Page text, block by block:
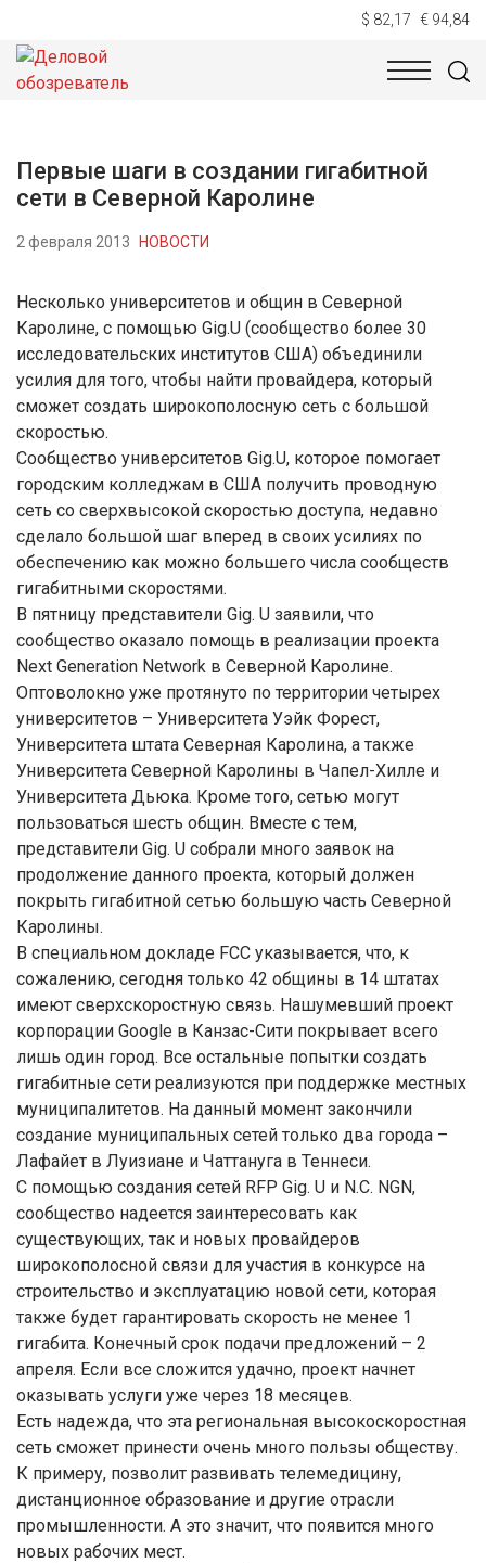
$ 82,17 € 94,84
НОВОСТИ
Первые шаги в создании гигабитной
сети в Северной Каролине
2 февраля 2013 НОВОСТИ
Несколько университетов и общин в Северной
Каролине, с помощью Gig.U (сообщество более 30
исследовательских институтов США) объединили
усилия для того, чтобы найти провайдера, который
сможет создать широкополосную сеть с большой
скоростью.
Сообщество университетов Gig.U, которое помогает
городским колледжам в США получить проводную
сеть со сверхвысокой скоростью доступа, недавно
сделало большой шаг вперед в своих усилиях по
обеспечению как можно большего числа сообществ
гигабитными скоростями.
В пятницу представители Gig. U заявили, что
сообщество оказало помощь в реализации проекта
Next Generation Network в Северной Каролине.
Оптоволокно уже протянуто по территории четырех
университетов – Университета Уэйк Форест,
Университета штата Северная Каролина, а также
Университета Северной Каролины в Чапел-Хилле и
Университета Дьюка. Кроме того, сетью могут
пользоваться шесть общин. Вместе с тем,
представители Gig. U собрали много заявок на
продолжение данного проекта, который должен
покрыть гигабитной сетью большую часть Северной
Каролины.
В специальном докладе FCC указывается, что, к
сожалению, сегодня только 42 общины в 14 штатах
имеют сверхскоростную связь. Нашумевший проект
корпорации Google в Канзас-Сити покрывает всего
лишь один город. Все остальные попытки создать
гигабитные сети реализуются при поддержке местных
муниципалитетов. На данный момент закончили
создание муниципальных сетей только два города –
Лафайет в Луизиане и Чаттануга в Теннеси.
С помощью создания сетей RFP Gig. U и N.C. NGN,
сообщество надеется заинтересовать как
существующих, так и новых провайдеров
широкополосной связи для участия в конкурсе на
строительство и эксплуатацию новой сети, которая
также будет гарантировать скорость не менее 1
гигабита. Конечный срок подачи предложений – 2
апреля. Если все сложится удачно, проект начнет
оказывать услуги уже через 18 месяцев.
Есть надежда, что эта региональная высокоскоростная
сеть сможет принести очень много пользы обществу.
К примеру, позволит развивать телемедицину,
дистанционное образование и другие отрасли
промышленности. А это значит, что появится много
новых рабочих мест.